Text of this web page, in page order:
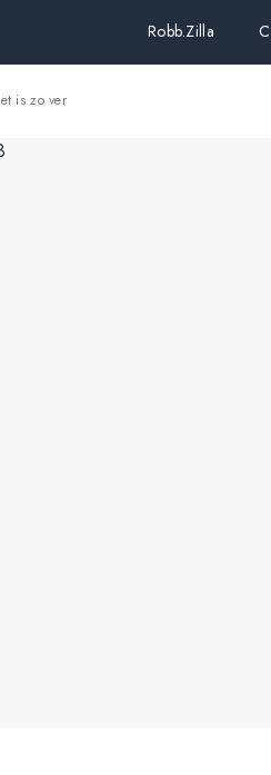
Robb.Zilla
Het is zo ver